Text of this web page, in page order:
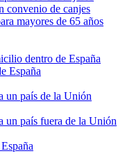
convenio de canjes
mayores de 65 años
dentro de España
España
un país de la Unión
un país fuera de la Unión